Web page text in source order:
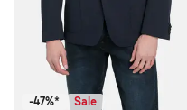
-47%* Sale